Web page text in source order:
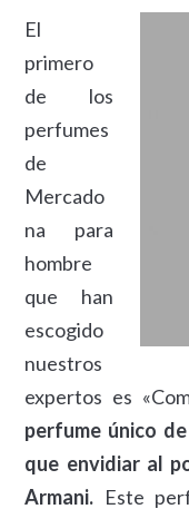
El
primero
de los
perfumes
de
Mercado
na para
hombre
que han
escogido
nuestros
expertos es
perfume único
que envidiar al
Armani. Este